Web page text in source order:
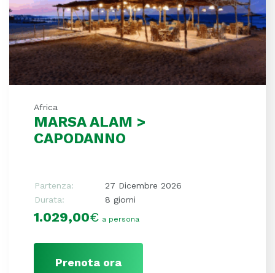
Africa
MARSA ALAM >
CAPODANNO
Partenza:
27 Dicembre 2026
Durata:
8 giorni
1.029,00€ a persona
Prenota ora